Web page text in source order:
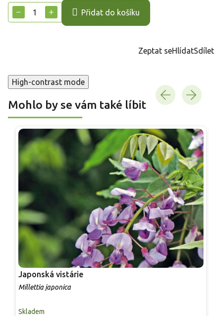
cena:
+
− Přidat do košíku
Zeptat seHlídatSdílet
High-contrast mode
Mohlo by se vám také líbit
Japonská vistárie
Millettia japonica
Skladem